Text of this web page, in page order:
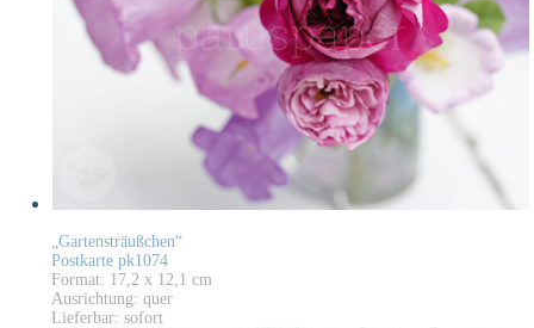
„Gartensträußchen“
Postkarte pk1074
Format: 17,2 x 12,1 cm
Ausrichtung: quer
Lieferbar: sofort